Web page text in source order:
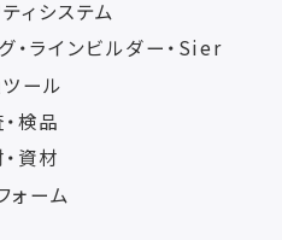
ィシステム
・ラインビルダー・Sier
ール
検品
資材
ォーム